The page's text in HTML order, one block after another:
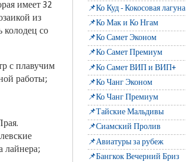
имеет 32
из
колодец со
с плавучим
работы;
лайнера;
📌Ко Куд - Кокосовая лагуна
📌Ко Мак и Ко Нгам
📌Ко Самет Эконом
📌Ко Самет Премиум
📌Ко Самет ВИП и ВИП+
📌Ко Чанг Эконом
📌Ко Чанг Премиум
📌Тайские Мальдивы
📌Сиамский Пролив
📌Авиатуры за рубеж
📌Бангкок Вечерний Бриз